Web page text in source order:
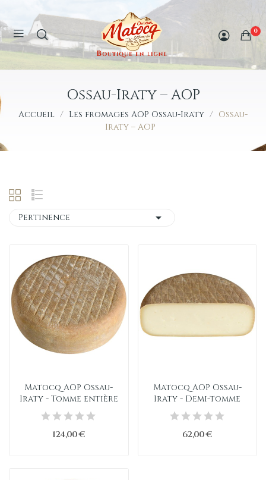
0
Ossau-Iraty – AOP
Accueil Les fromages AOP Ossau-Iraty
Ossau-
Iraty – AOP
Pertinence 
Matocq AOP Ossau-
Iraty - Tomme entière
124,00 €
Matocq AOP Ossau-
Iraty - Demi-tomme
62,00 €